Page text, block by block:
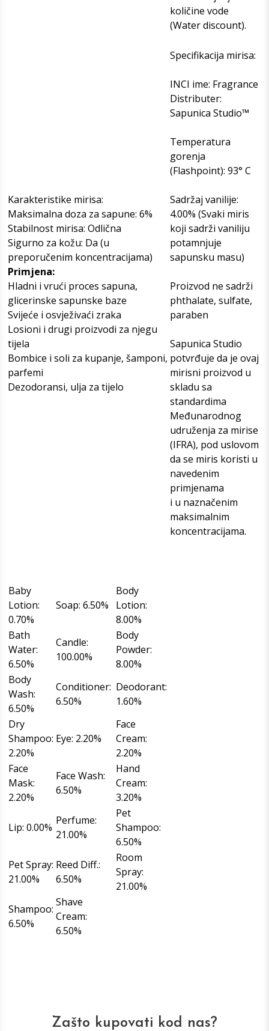
količine vode
(Water discount).
Karakteristike mirisa:
Maksimalna doza za sapune: 6%
Stabilnost mirisa: Odlična
Sigurno za kožu: Da (u
preporučenim koncentracijama)
Primjena:
Hladni i vrući proces sapuna,
glicerinske sapunske baze
Svijeće i osvježivaći zraka
Losioni i drugi proizvodi za njegu
tijela
Bombice i soli za kupanje, šamponi,
parfemi
Dezodoransi, ulja za tijelo
Specifikacija mirisa:
INCI ime: Fragrance
Distributer:
Sapunica Studio™
Temperatura
gorenja
(Flashpoint): 93° C
Sadržaj vanilije:
4.00% (Svaki miris
koji sadrži vaniliju
potamnjuje
sapunsku masu)
Proizvod ne sadrži
phthalate, sulfate,
paraben
Sapunica Studio
potvrđuje da je ovaj
mirisni proizvod u
skladu sa
standardima
Međunarodnog
udruženja za mirise
(IFRA), pod uslovom
da se miris koristi u
navedenim
primjenama
i u naznačenim
maksimalnim
koncentracijama.
Baby
Lotion:
0.70%
Soap: 6.50%
Body
Lotion:
8.00%
Bath
Water:
6.50%
Candle:
100.00%
Body
Powder:
8.00%
Body
Wash:
6.50%
Conditioner:
6.50%
Deodorant:
1.60%
Dry
Shampoo:
2.20%
Eye: 2.20%
Face
Cream:
2.20%
Face
Mask:
2.20%
Face Wash:
6.50%
Hand
Cream:
3.20%
Lip: 0.00%
Perfume:
21.00%
Pet
Shampoo:
6.50%
Pet Spray:
21.00%
Reed Diff.:
6.50%
Room
Spray:
21.00%
Shampoo:
6.50%
Shave
Cream:
6.50%
Zašto kupovati kod nas?